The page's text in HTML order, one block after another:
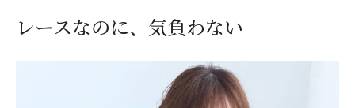
レースなのに、気負わない